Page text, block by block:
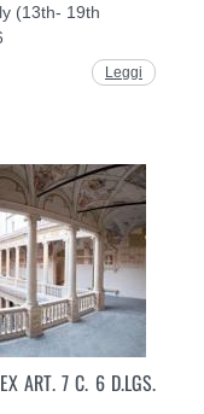
(13th- 19th
Leggi
ART. 7 C. 6 D.LGS.